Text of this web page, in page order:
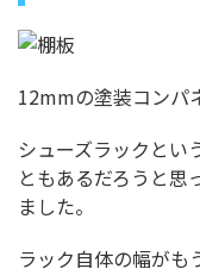
12mmの塗装コンパ
シューズラックとい
ともあるだろうと思
ました。
ラック自体の幅がも